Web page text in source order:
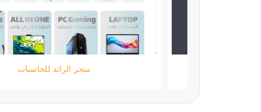
شات قهوة السعوية،شات قهوه،شات قهوة للجوال